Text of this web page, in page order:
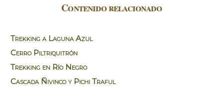
Contenido relacionado
Trekking a Laguna Azul
Cerro Piltriquitrón
Trekking en Río Negro
Cascada Ñivinco y Pichi Traful